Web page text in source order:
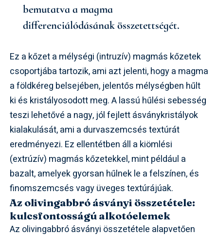
bemutatva a magma
differenciálódásának összetettségét.
Ez a kőzet a mélységi (intruzív) magmás kőzetek
csoportjába tartozik, ami azt jelenti, hogy a magma
a földkéreg belsejében, jelentős mélységben hűlt
ki és kristályosodott meg. A lassú hűlési sebesség
teszi lehetővé a nagy, jól fejlett ásványkristályok
kialakulását, ami a durvaszemcsés textúrát
eredményezi. Ez ellentétben áll a kiömlési
(extrúzív) magmás kőzetekkel, mint például a
bazalt, amelyek gyorsan hűlnek le a felszínen, és
finomszemcsés vagy üveges textúrájúak.
Az olivingabbró ásványi összetétele:
kulcsfontosságú alkotóelemek
Az olivingabbró ásványi összetétele alapvetően